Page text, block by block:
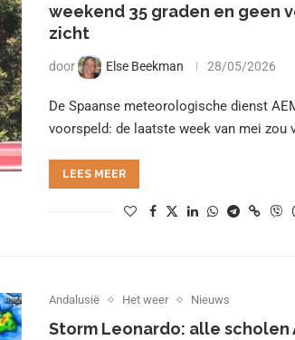
weekend 35 graden en geen
zicht
door Else Beekman 28/05/2026
De Spaanse meteorologische dienst
voorspeld: de laatste week van mei zou
LEES MEER
Andalusië Het weer Nieuws
Storm Leonardo: alle scholen